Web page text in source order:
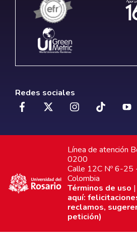
Redes sociales
Línea de atención
0200
Calle 12C Nº 6-25
Colombia
Términos de uso |
aquí:
reclamos,
petición)